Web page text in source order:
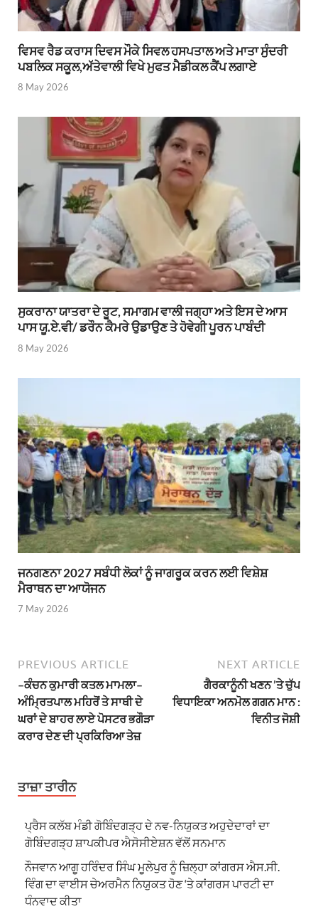
ਵਿਸਵ ਰੈਡ ਕਰਾਸ ਦਿਵਸ ਮੌਕੇ ਸਿਵਲ ਹਸਪਤਾਲ ਅਤੇ ਮਾਤਾ ਸੁੰਦਰੀ
ਪਬਲਿਕ ਸਕੂਲ,ਅੱਤੇਵਾਲੀ ਵਿਖੇ ਮੁਫਤ ਮੈਡੀਕਲ ਕੈਂਪ ਲਗਾਏ
8 May 2026
ਸੁਕਰਾਨਾ ਯਾਤਰਾ ਦੇ ਰੂਟ, ਸਮਾਗਮ ਵਾਲੀ ਜਗ੍ਹਾ ਅਤੇ ਇਸ ਦੇ ਆਸ
ਪਾਸ ਯੂ.ਏ.ਵੀ/ ਡਰੌਨ ਕੈਮਰੇ ਉਡਾਉਣ ਤੇ ਹੋਵੇਗੀ ਪੂਰਨ ਪਾਬੰਦੀ
8 May 2026
ਜਨਗਣਨਾ 2027 ਸਬੰਧੀ ਲੋਕਾਂ ਨੂੰ ਜਾਗਰੂਕ ਕਰਨ ਲਈ ਵਿਸ਼ੇਸ਼
ਮੈਰਾਥਨ ਦਾ ਆਯੋਜਨ
7 May 2026
PREVIOUS ARTICLE
–ਕੰਚਨ ਕੁਮਾਰੀ ਕਤਲ ਮਾਮਲਾ–
ਅੰਮ੍ਰਿਤਪਾਲ ਮਹਿਰੋਂ ਤੇ ਸਾਥੀ ਦੇ
ਘਰਾਂ ਦੇ ਬਾਹਰ ਲਾਏ ਪੋਸਟਰ ਭਗੌੜਾ
ਕਰਾਰ ਦੇਣ ਦੀ ਪ੍ਰਕਿਰਿਆ ਤੇਜ਼
NEXT ARTICLE
ਗੈਰਕਾਨੂੰਨੀ ਖਣਨ ’ਤੇ ਚੁੱਪ
ਵਿਧਾਇਕਾ ਅਨਮੋਲ ਗਗਨ ਮਾਨ :
ਵਿਨੀਤ ਜੋਸ਼ੀ
ਤਾਜ਼ਾ ਤਾਰੀਨ
ਪ੍ਰੈਸ ਕਲੱਬ ਮੰਡੀ ਗੋਬਿੰਦਗੜ੍ਹ ਦੇ ਨਵ-ਨਿਯੁਕਤ ਅਹੁਦੇਦਾਰਾਂ ਦਾ
ਗੋਬਿੰਦਗੜ੍ਹ ਸ਼ਾਪਕੀਪਰ ਐਸੋਸੀਏਸ਼ਨ ਵੱਲੋਂ ਸਨਮਾਨ
ਨੌਜਵਾਨ ਆਗੂ ਹਰਿੰਦਰ ਸਿੰਘ ਮੂਲੇਪੁਰ ਨੂੰ ਜ਼ਿਲ੍ਹਾ ਕਾਂਗਰਸ ਐਸ.ਸੀ.
ਵਿੰਗ ਦਾ ਵਾਈਸ ਚੇਅਰਮੈਨ ਨਿਯੁਕਤ ਹੋਣ ‘ਤੇ ਕਾਂਗਰਸ ਪਾਰਟੀ ਦਾ
ਧੰਨਵਾਦ ਕੀਤਾ